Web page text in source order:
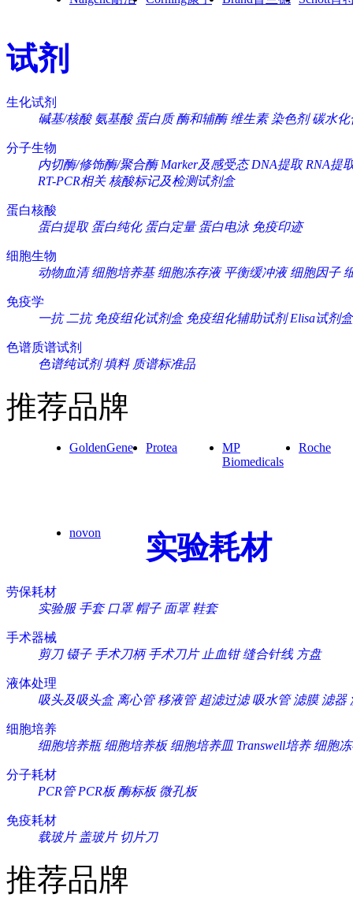
试剂
生化试剂
碱基/核酸 氨基酸 蛋白质 酶和辅酶 维生素 染色剂 碳水化
分子生物
内切酶/修饰酶/聚合酶 Marker及感受态 DNA提取 RNA提
RT-PCR相关 核酸标记及检测试剂盒
蛋白核酸
蛋白提取 蛋白纯化 蛋白定量 蛋白电泳 免疫印迹
细胞生物
动物血清 细胞培养基 细胞冻存液 平衡缓冲液 细胞因子
免疫学
一抗 二抗 免疫组化试剂盒 免疫组化辅助试剂 Elisa试剂盒
色谱质谱试剂
色谱纯试剂 填料 质谱标准品
推荐品牌
GoldenGene Protea
MP
Biomedicals
Roche
novon 实验耗材
劳保耗材
实验服 手套 口罩 帽子 面罩 鞋套
手术器械
剪刀 镊子 手术刀柄 手术刀片 止血钳 缝合针线 方盘
液体处理
吸头及吸头盒 离心管 移液管 超滤过滤 吸水管 滤膜 滤器
细胞培养
细胞培养瓶 细胞培养板 细胞培养皿 Transwell培养 细胞
分子耗材
PCR管 PCR板 酶标板 微孔板
免疫耗材
载玻片 盖玻片 切片刀
推荐品牌